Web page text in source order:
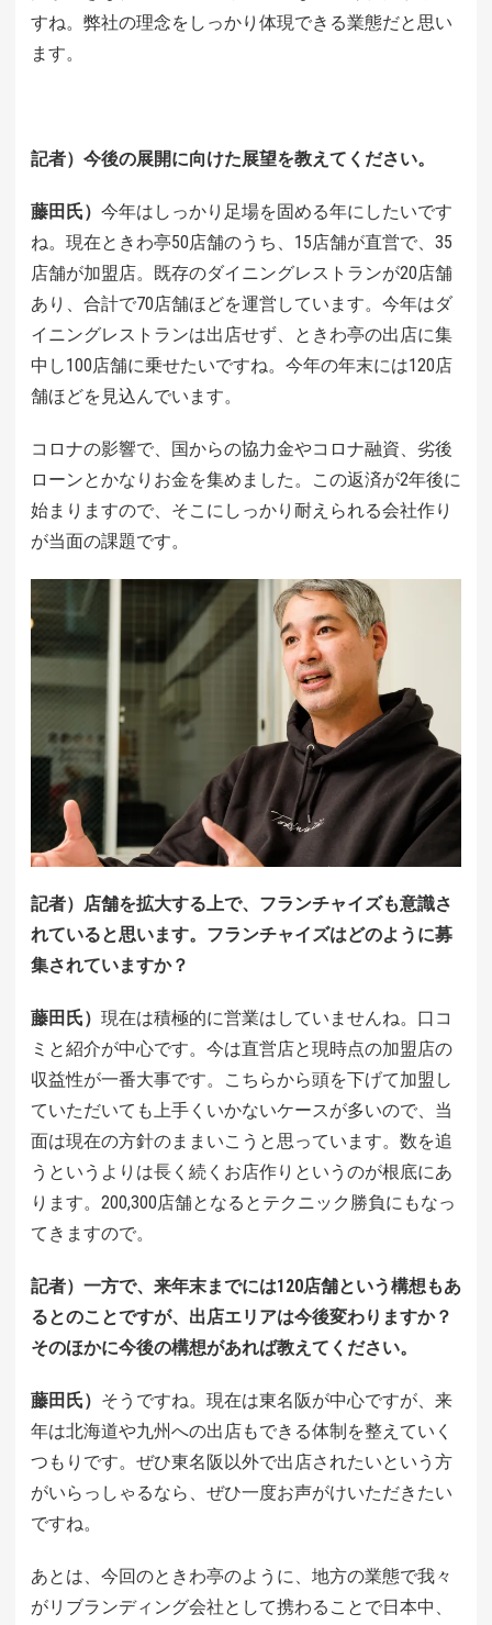
すね。弊社の理念をしっかり体現できる業態だと思い
ます。
記者）今後の展開に向けた展望を教えてください。
藤田氏） 今年はしっかり足場を固める年にしたいです
ね。現在ときわ亭50店舗のうち、15店舗が直営で、35
店舗が加盟店。既存のダイニングレストランが20店舗
あり、合計で70店舗ほどを運営しています。今年はダ
イニングレストランは出店せず、ときわ亭の出店に集
中し100店舗に乗せたいですね。今年の年末には120店
舗ほどを見込んでいます。
コロナの影響で、国からの協力金やコロナ融資、劣後
ローンとかなりお金を集めました。この返済が2年後に
始まりますので、そこにしっかり耐えられる会社作り
が当面の課題です。
記者）店舗を拡大する上で、フランチャイズも意識さ
れていると思います。フランチャイズはどのように募
集されていますか？
藤田氏） 現在は積極的に営業はしていませんね。口コ
ミと紹介が中心です。今は直営店と現時点の加盟店の
収益性が一番大事です。こちらから頭を下げて加盟し
ていただいても上手くいかないケースが多いので、当
面は現在の方針のままいこうと思っています。数を追
うというよりは長く続くお店作りというのが根底にあ
ります。200,300店舗となるとテクニック勝負にもなっ
てきますので。
記者）一方で、来年末までには120店舗という構想もあ
るとのことですが、出店エリアは今後変わりますか？
そのほかに今後の構想があれば教えてください。
藤田氏） そうですね。現在は東名阪が中心ですが、来
年は北海道や九州への出店もできる体制を整えていく
つもりです。ぜひ東名阪以外で出店されたいという方
がいらっしゃるなら、ぜひ一度お声がけいただきたい
ですね。
あとは、今回のときわ亭のように、地方の業態で我々
がリブランディング会社として携わることで日本中、